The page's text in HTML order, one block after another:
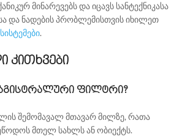
მინარევებს და იცავს სანტექნიკასა
და ნადების პრობლემისთვის იხილეთ
.
კითხვები
ფილტრი?
შემომავალ მთავარ მილზე, რათა
მთელ სახლს ან ობიექტს.